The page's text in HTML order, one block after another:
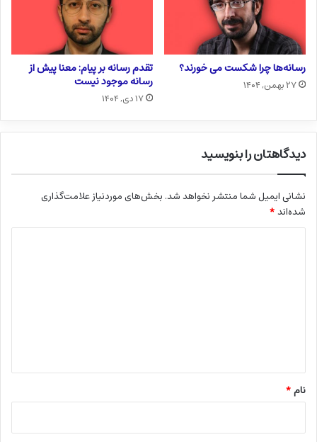
رسانه‌ها چرا شکست می خورند؟
۲۷ بهمن, ۱۴۰۴
تقدم رسانه بر پیام: معنا پیش از
رسانه موجود نیست
۱۷ دی, ۱۴۰۴
دیدگاهتان را بنویسید
نشانی ایمیل شما منتشر نخواهد شد. بخش‌های موردنیاز علامت‌گذاری
شده‌اند*
نام*